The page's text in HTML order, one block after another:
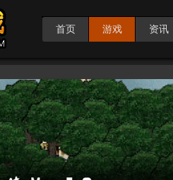
首页 游戏 资讯